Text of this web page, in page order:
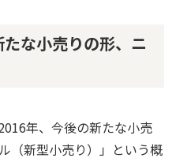
な小売りの形、ニ
年、今後の新たな小売
（新型小売り）」という概